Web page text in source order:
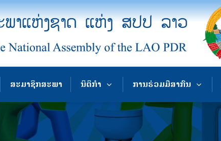
ສະມາຊິກສະພາ ນິຕິກຳ ການຮ່ວມມືສາກົນ